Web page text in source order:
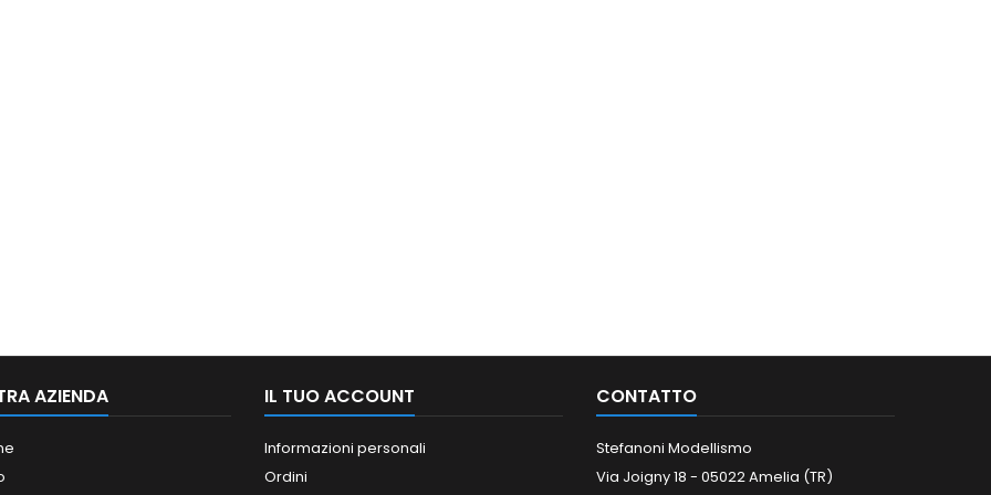
AZIENDA IL TUO ACCOUNT
Informazioni personali
Ordini
CONTATTO
Stefanoni Modellismo
Via Joigny 18 - 05022 Amelia (TR)